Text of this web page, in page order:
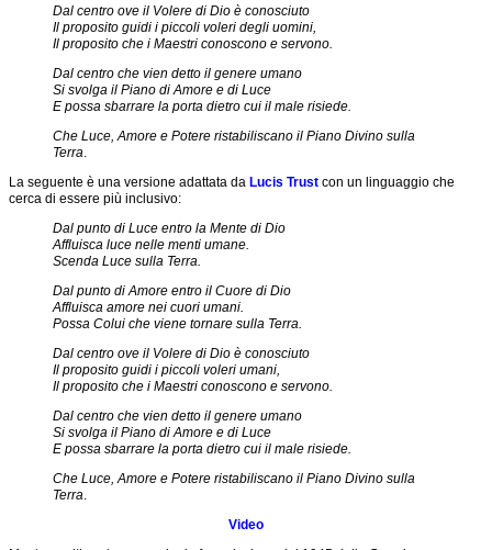
Utilizzando
la Grande
Invocazione
Menu
completo
Argomenti
attuali
la
riflessione
Articoli
Azione
inclusiva
Biblioteca
Esoterici?
Collaborazione
intergruppo
Dal centro ove il Volere di Dio è conosciuto
Il proposito guidi i piccoli voleri degli uomini,
Il proposito che i Maestri conoscono e servono.
Dal centro che vien detto il genere umano
Si svolga il Piano di Amore e di Luce
E possa sbarrare la porta dietro cui il male risiede.
Che Luce, Amore e Potere ristabiliscano il Piano Divino sulla
Terra
La seguente è una versione adattata da Lucis Trust con un linguaggio che
cerca di essere più inclusivo:
Dal punto di Luce entro la Mente di Dio
Affluisca luce nelle menti umane.
Scenda Luce sulla Terra.
Dal punto di Amore entro il Cuore di Dio
Affluisca amore nei cuori umani.
Possa Colui che viene tornare sulla Terra.
Dal centro ove il Volere di Dio è conosciuto
Il proposito guidi i piccoli voleri umani,
Il proposito che i Maestri conoscono e servono.
Dal centro che vien detto il genere umano
Si svolga il Piano di Amore e di Luce
E possa sbarrare la porta dietro cui il male risiede.
Che Luce, Amore e Potere ristabiliscano il Piano Divino sulla
Terra
Video